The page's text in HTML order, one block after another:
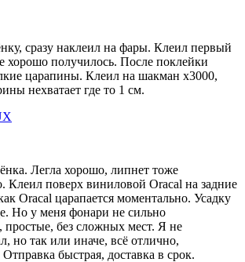
сразу наклеил на фары. Клеил первый
хорошо получилось. После поклейки
царапины. Клеил на шакман х3000,
нехватает где то 1 см.
Легла хорошо, липнет тоже
Клеил поверх виниловой Oracal на задние
Oracal царапается моментально. Усадку
Но у меня фонари не сильно
простые, без сложных мест. Я не
но так или иначе, всё отлично,
быстрая, доставка в срок.